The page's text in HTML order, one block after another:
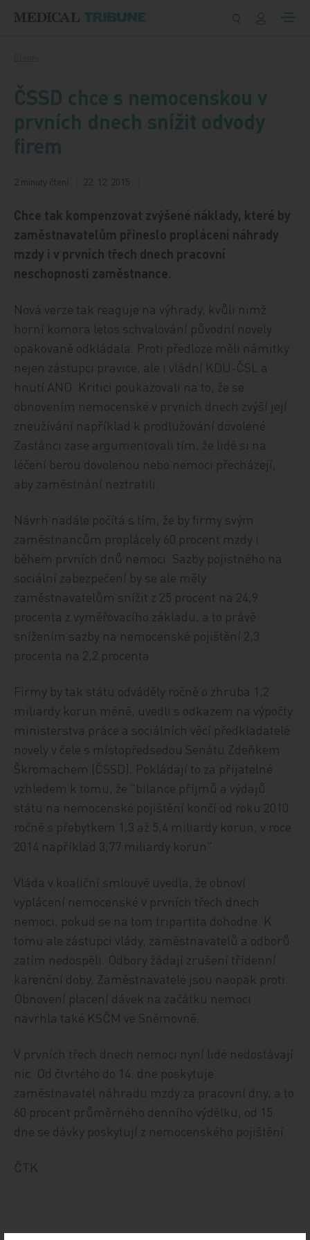
ČSSD chce s nemocenskou v
prvních dnech snížit odvody
firem
2 minuty čtení 22. 12. 2015
Chce tak kompenzovat zvýšené náklady, které by
zaměstnavatelům přineslo proplácení náhrady
mzdy i v prvních třech dnech pracovní
neschopnosti zaměstnance.
Nová verze tak reaguje na výhrady, kvůli nimž
horní komora letos schvalování původní novely
opakovaně odkládala. Proti předloze měli námitky
nejen zástupci pravice, ale i vládní KDU-ČSL a
hnutí ANO. Kritici poukazovali na to, že se
obnovením nemocenské v prvních dnech zvýší její
zneužívání například k prodlužování dovolené.
Zastánci zase argumentovali tím, že lidé si na
léčení berou dovolenou nebo nemoci přecházejí,
aby zaměstnání neztratili.
Návrh nadále počítá s tím, že by firmy svým
zaměstnancům proplácely 60 procent mzdy i
během prvních dnů nemoci. Sazby pojistného na
sociální zabezpečení by se ale měly
zaměstnavatelům snížit z 25 procent na 24,9
procenta z vyměřovacího základu, a to právě
snížením sazby na nemocenské pojištění 2,3
procenta na 2,2 procenta.
Firmy by tak státu odváděly ročně o zhruba 1,2
miliardy korun méně, uvedli s odkazem na výpočty
ministerstva práce a sociálních věcí předkladatelé
novely v čele s místopředsedou Senátu Zdeňkem
Škromachem (ČSSD). Pokládají to za přijatelné
vzhledem k tomu, že "bilance příjmů a výdajů
státu na nemocenské pojištění končí od roku 2010
ročně s přebytkem 1,3 až 5,4 miliardy korun, v roce
2014 například 3,77 miliardy korun".
Vláda v koaliční smlouvě uvedla, že obnoví
vyplácení nemocenské v prvních třech dnech
nemoci, pokud se na tom tripartita dohodne. K
tomu ale zástupci vlády, zaměstnavatelů a odborů
zatím nedospěli. Odbory žádají zrušení třídenní
karenční doby. Zaměstnavatelé jsou naopak proti.
Obnovení placení dávek na začátku nemoci
navrhla také KSČM ve Sněmovně.
V prvních třech dnech nemoci nyní lidé nedostávají
nic. Od čtvrtého do 14. dne poskytuje
zaměstnavatel náhradu mzdy za pracovní dny, a to
60 procent průměrného denního výdělku, od 15.
dne se dávky poskytují z nemocenského pojištění.
ČTK